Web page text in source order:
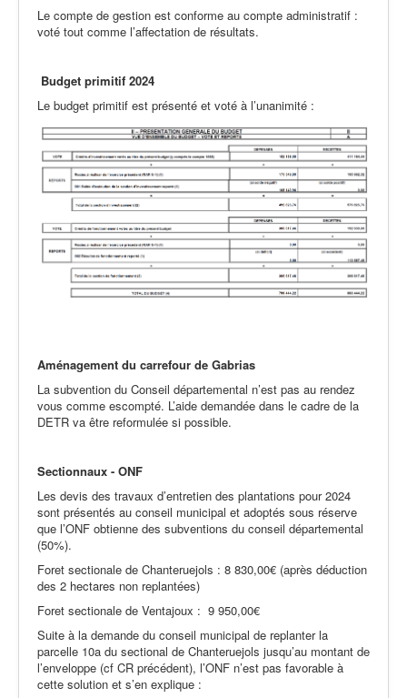
Le compte de gestion est conforme au compte administratif :
voté tout comme l’affectation de résultats.
Budget primitif 2024
Le budget primitif est présenté et voté à l’unanimité :
Aménagement du carrefour de Gabrias
La subvention du Conseil départemental n’est pas au rendez
vous comme escompté. L’aide demandée dans le cadre de la
DETR va être reformulée si possible.
Sectionnaux - ONF
Les devis des travaux d’entretien des plantations pour 2024
sont présentés au conseil municipal et adoptés sous réserve
que l’ONF obtienne des subventions du conseil départemental
(50%).
Foret sectionale de Chanteruejols : 8 830,00€ (après déduction
des 2 hectares non replantées)
Foret sectionale de Ventajoux : 9 950,00€
Suite à la demande du conseil municipal de replanter la
parcelle 10a du sectional de Chanteruejols jusqu’au montant de
l’enveloppe (cf CR précédent), l’ONF n’est pas favorable à
cette solution et s’en explique :